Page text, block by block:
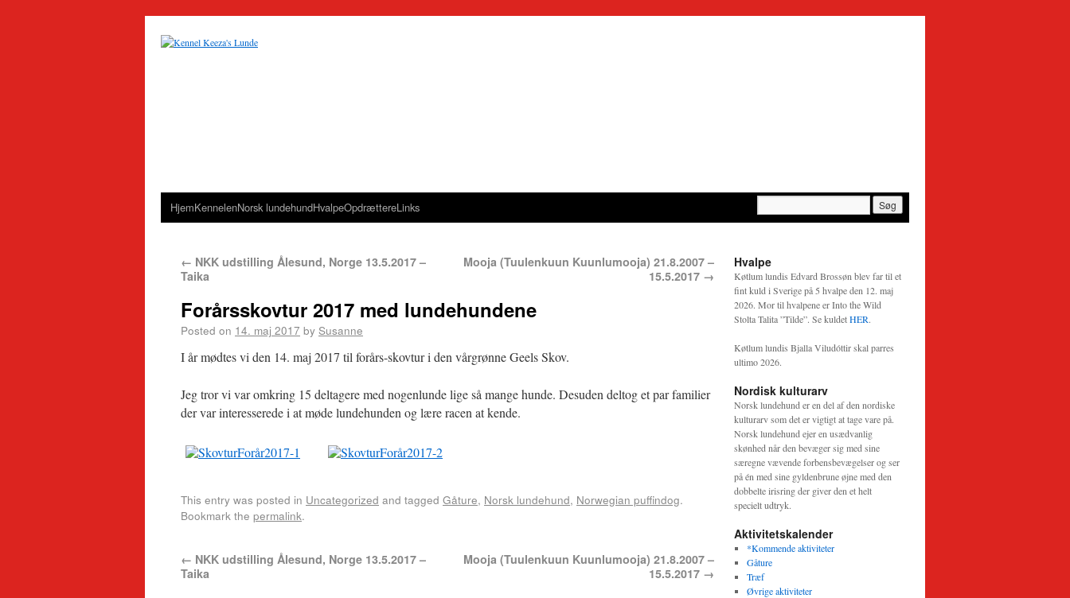
HjemKennelenNorsk lundehundHvalpeOpdrættereLinks
← NKK udstilling Ålesund, Norge 13.5.2017 –
Taika
Mooja (Tuulenkuun Kuunlumooja) 21.8.2007 –
15.5.2017 →
Forårsskovtur 2017 med lundehundene
Posted on 14. maj 2017 by Susanne
I år mødtes vi den 14. maj 2017 til forårs-skovtur i den vårgrønne Geels Skov.
Jeg tror vi var omkring 15 deltagere med nogenlunde lige så mange hunde. Desuden deltog et par familier
der var interesserede i at møde lundehunden og lære racen at kende.
This entry was posted in Uncategorized and tagged Gåture, Norsk lundehund, Norwegian puffindog.
Bookmark the permalink.
← NKK udstilling Ålesund, Norge 13.5.2017 –
Taika
Mooja (Tuulenkuun Kuunlumooja) 21.8.2007 –
15.5.2017 →
Hvalpe
Køtlum lundis Edvard Brossøn blev far til et
fint kuld i Sverige på 5 hvalpe den 12. maj
2026. Mor til hvalpene er Into the Wild
Stolta Talita ”Tilde”. Se kuldetHER.
Køtlum lundis Bjalla Viludóttir skal parres
ultimo 2026.
Nordisk kulturarv
Norsk lundehund er en del af den nordiske
kulturarv som det er vigtigt at tage vare på.
Norsk lundehund ejer en usædvanlig
skønhed når den bevæger sig med sine
særegne vævende forbensbevægelser og ser
på én med sine gyldenbrune øjne med den
dobbelte irisring der giver den et helt
specielt udtryk.
Aktivitetskalender
*Kommende aktiviteter
Gåture
Træf
Øvrige aktiviteter